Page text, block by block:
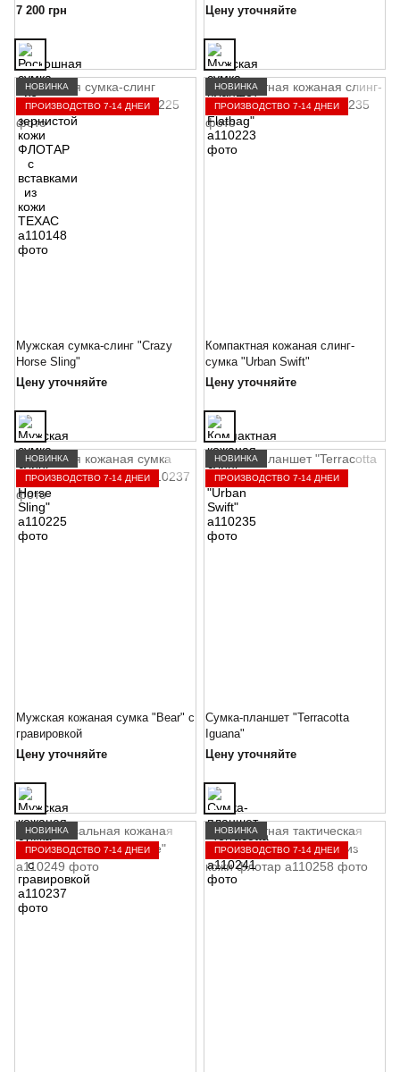
ФЛОТАР с вставками из кожи
7 200 грн Цену уточняйте
НОВИНКА
ПРОИЗВОДСТВО 7-14 ДНЕЙ
Мужская сумка-слинг "Crazy
Horse Sling"
Цену уточняйте
НОВИНКА
ПРОИЗВОДСТВО 7-14 ДНЕЙ
Компактная кожаная слинг-
сумка "Urban Swift"
Цену уточняйте
НОВИНКА
ПРОИЗВОДСТВО 7-14 ДНЕЙ
Мужская кожаная сумка "Bear" с
гравировкой
Цену уточняйте
НОВИНКА
ПРОИЗВОДСТВО 7-14 ДНЕЙ
Сумка-планшет "Terracotta
Iguana"
Цену уточняйте
НОВИНКА
ПРОИЗВОДСТВО 7-14 ДНЕЙ
НОВИНКА
ПРОИЗВОДСТВО 7-14 ДНЕЙ